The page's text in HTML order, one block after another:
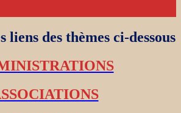
liens des thèmes ci-dessous